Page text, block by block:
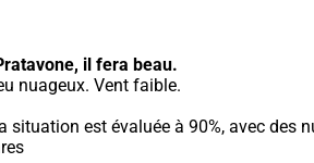
il fera beau.
nuageux. Vent faible.
situation est évaluée à 90%, avec des